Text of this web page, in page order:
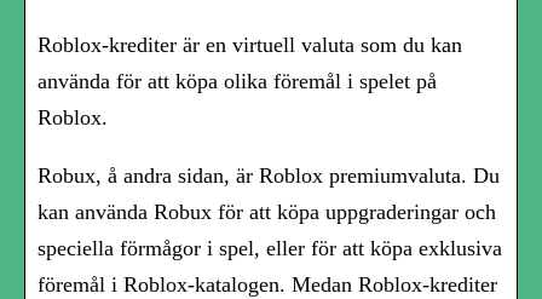
Roblox-krediter är en virtuell valuta som du kan
använda för att köpa olika föremål i spelet på
Roblox.
Robux, å andra sidan, är Roblox premiumvaluta. Du
kan använda Robux för att köpa uppgraderingar och
speciella förmågor i spel, eller för att köpa exklusiva
föremål i Roblox-katalogen. Medan Roblox-krediter